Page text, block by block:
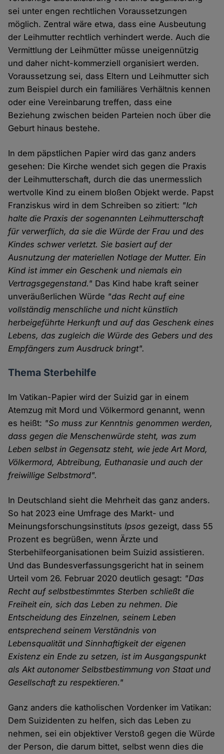
sei unter engen rechtlichen Voraussetzungen
möglich. Zentral wäre etwa, dass eine Ausbeutung
der Leihmutter rechtlich verhindert werde. Auch die
Vermittlung der Leihmütter müsse uneigennützig
und daher nicht-kommerziell organisiert werden.
Voraussetzung sei, dass Eltern und Leihmutter sich
zum Beispiel durch ein familiäres Verhältnis kennen
oder eine Vereinbarung treffen, dass eine
Beziehung zwischen beiden Parteien noch über die
Geburt hinaus bestehe.
In dem päpstlichen Papier wird das ganz anders
gesehen: Die Kirche wendet sich gegen die Praxis
der Leihmutterschaft, durch die das unermesslich
wertvolle Kind zu einem bloßen Objekt werde. Papst
Franziskus wird in dem Schreiben so zitiert: "Ich
halte die Praxis der sogenannten Leihmutterschaft
für verwerflich, da sie die Würde der Frau und des
Kindes schwer verletzt. Sie basiert auf der
Ausnutzung der materiellen Notlage der Mutter. Ein
Kind ist immer ein Geschenk und niemals ein
Vertragsgegenstand." Das Kind habe kraft seiner
unveräußerlichen Würde "das Recht auf eine
vollständig menschliche und nicht künstlich
herbeigeführte Herkunft und auf das Geschenk eines
Lebens, das zugleich die Würde des Gebers und des
Empfängers zum Ausdruck bringt".
Thema Sterbehilfe
Im Vatikan-Papier wird der Suizid gar in einem
Atemzug mit Mord und Völkermord genannt, wenn
es heißt: "So muss zur Kenntnis genommen werden,
dass gegen die Menschenwürde steht, was zum
Leben selbst in Gegensatz steht, wie jede Art Mord,
Völkermord, Abtreibung, Euthanasie und auch der
freiwillige Selbstmord".
In Deutschland sieht die Mehrheit das ganz anders.
So hat 2023 eine Umfrage des Markt- und
MeinungsforschungsinstitutsIpsos gezeigt, dass 55
Prozent es begrüßen, wenn Ärzte und
Sterbehilfeorganisationen beim Suizid assistieren.
Und das Bundesverfassungsgericht hat in seinem
Urteil vom 26. Februar 2020 deutlich gesagt: "Das
Recht auf selbstbestimmtes Sterben schließt die
Freiheit ein, sich das Leben zu nehmen. Die
Entscheidung des Einzelnen, seinem Leben
entsprechend seinem Verständnis von
Lebensqualität und Sinnhaftigkeit der eigenen
Existenz ein Ende zu setzen, ist im Ausgangspunkt
als Akt autonomer Selbstbestimmung von Staat und
Gesellschaft zu respektieren."
Ganz anders die katholischen Vordenker im Vatikan:
Dem Suizidenten zu helfen, sich das Leben zu
nehmen, sei ein objektiver Verstoß gegen die Würde
der Person, die darum bittet, selbst wenn dies die